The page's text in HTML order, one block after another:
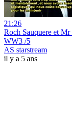
21:26
Roch Sauquere et
WW3 /5
AS starstream
il y a 5 ans